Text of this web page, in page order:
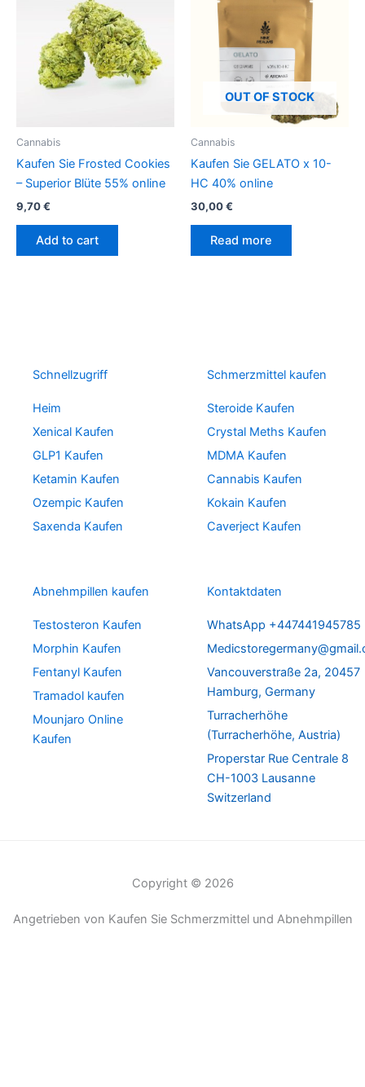
Cannabis
Kaufen Sie Frosted Cookies
– Superior Blüte 55% online
9,70€
Add to cart
OUT OF STOCK
Cannabis
Kaufen Sie GELATO x 10-
HC 40% online
30,00€
Read more
Schnellzugriff
Heim
Xenical Kaufen
GLP1 Kaufen
Ketamin Kaufen
Ozempic Kaufen
Saxenda Kaufen
Schmerzmittel kaufen
Steroide Kaufen
Crystal Meths Kaufen
MDMA Kaufen
Cannabis Kaufen
Kokain Kaufen
Caverject Kaufen
Abnehmpillen kaufen
Testosteron Kaufen
Morphin Kaufen
Fentanyl Kaufen
Tramadol kaufen
Mounjaro Online
Kaufen
Kontaktdaten
WhatsApp +447441945785
Vancouverstraße 2a, 20457
Hamburg, Germany
Turracherhöhe
(Turracherhöhe, Austria)
Properstar Rue Centrale 8
CH-1003 Lausanne
Switzerland
Copyright © 2026
Angetrieben von Kaufen Sie Schmerzmittel und Abnehmpillen